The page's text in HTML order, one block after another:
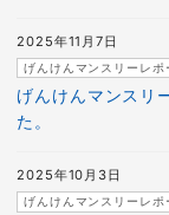
げんけんマンスリ
た。
げんけんマンスリーレポ
2025年11月7日
げんけんマンスリーレポ
2025年10月3日